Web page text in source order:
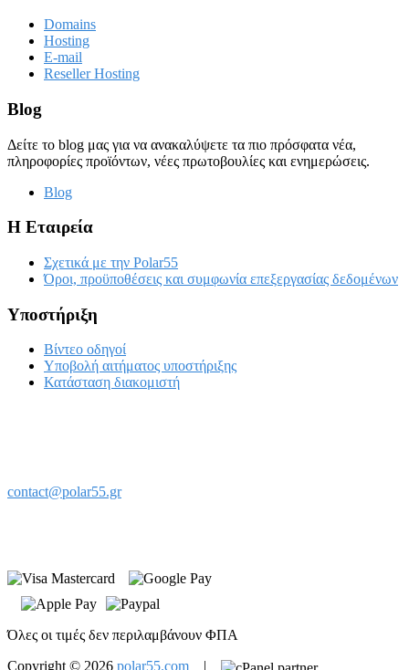
Domains
Hosting
E-mail
Reseller Hosting
Blog
Δείτε το blog μας για να ανακαλύψετε τα πιο πρόσφατα νέα,
πληροφορίες προϊόντων, νέες πρωτοβουλίες και ενημερώσεις.
Blog
Η Εταιρεία
Σχετικά με την Polar55
Όροι, προϋποθέσεις και συμφωνία επεξεργασίας δεδομένων
Υποστήριξη
Βίντεο οδηγοί
Υποβολή αιτήματος υποστήριξης
Κατάσταση διακομιστή
contact@polar55.gr
Όλες οι τιμές δεν περιλαμβάνουν ΦΠΑ
Copyright © 2026 polar55.com |